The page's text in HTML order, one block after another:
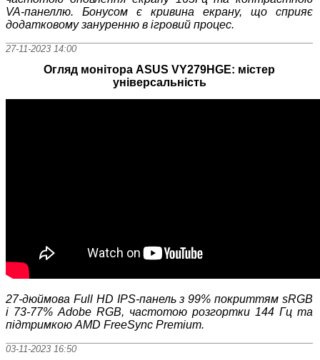
VA-панеллю. Бонусом є кривина екрану, що сприяє
додатковому зануренню в ігровий процес.
27-11-2023 14:00
Огляд монітора ASUS VY279HGE: містер
універсальність
27-дюймова Full HD IPS-панель з 99% покриттям sRGB
і 73-77% Adobe RGB, частотою розгортки 144 Гц та
підтримкою AMD FreeSync Premium.
03-11-2023 16:50